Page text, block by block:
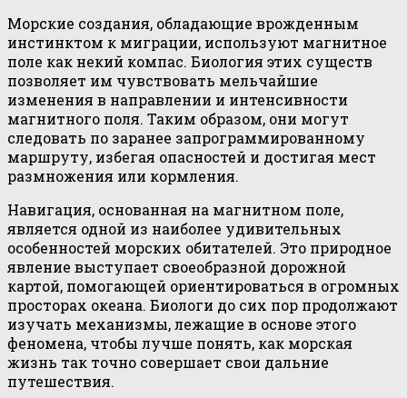
Морские создания, обладающие врожденным
инстинктом к миграции, используют магнитное
поле как некий компас. Биология этих существ
позволяет им чувствовать мельчайшие
изменения в направлении и интенсивности
магнитного поля. Таким образом, они могут
следовать по заранее запрограммированному
маршруту, избегая опасностей и достигая мест
размножения или кормления.
Навигация, основанная на магнитном поле,
является одной из наиболее удивительных
особенностей морских обитателей. Это природное
явление выступает своеобразной дорожной
картой, помогающей ориентироваться в огромных
просторах океана. Биологи до сих пор продолжают
изучать механизмы, лежащие в основе этого
феномена, чтобы лучше понять, как морская
жизнь так точно совершает свои дальние
путешествия.